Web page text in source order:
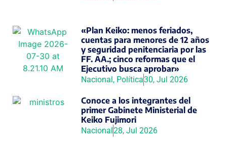
«Plan Keiko: menos feriados,
cuentas para menores de 12 años
y seguridad penitenciaria por las
FF. AA.; cinco reformas que el
Ejecutivo busca aprobar»
Nacional, Política30, Jul 2026
Conoce a los integrantes del
primer Gabinete Ministerial de
Keiko Fujimori
Nacional28, Jul 2026